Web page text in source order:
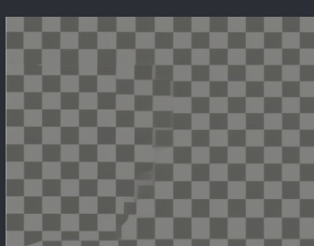
Перейти
к
содержимому